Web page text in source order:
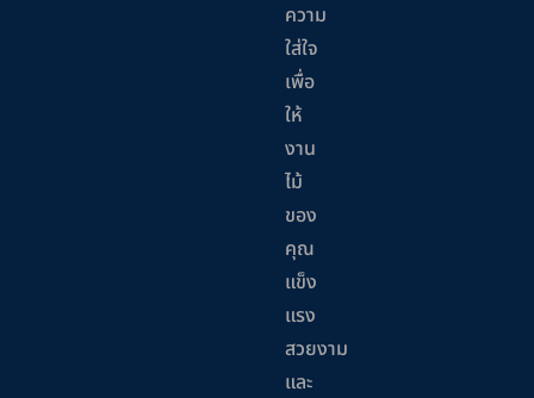
ความ
ใส่ใจ
เพื่อ
ให้
งาน
ไม้
ของ
คุณ
แข็ง
แรง
สวยงาม
และ